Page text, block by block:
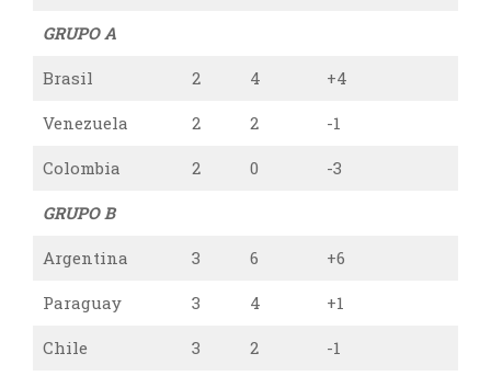
GRUPO A
Brasil 2 4 +4
Venezuela 2 2 -1
Colombia 2 0 -3
GRUPO B
Argentina 3 6 +6
Paraguay 3 4 +1
Chile 3 2 -1